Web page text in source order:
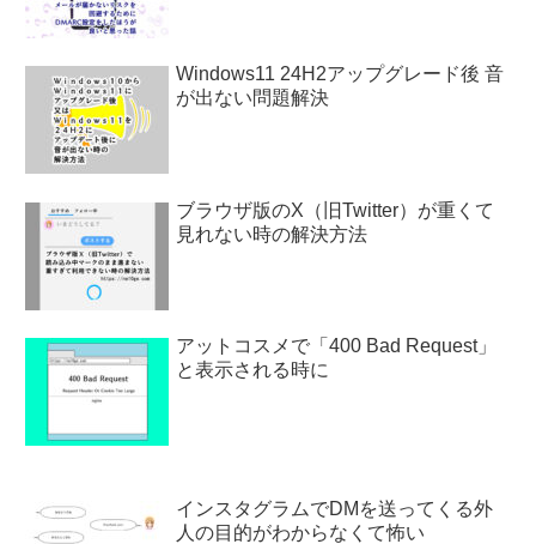
Windows11 24H2アップグレード後 音
が出ない問題解決
ブラウザ版のX（旧Twitter）が重くて
見れない時の解決方法
アットコスメで「400 Bad Request」
と表示される時に
インスタグラムでDMを送ってくる外
人の目的がわからなくて怖い